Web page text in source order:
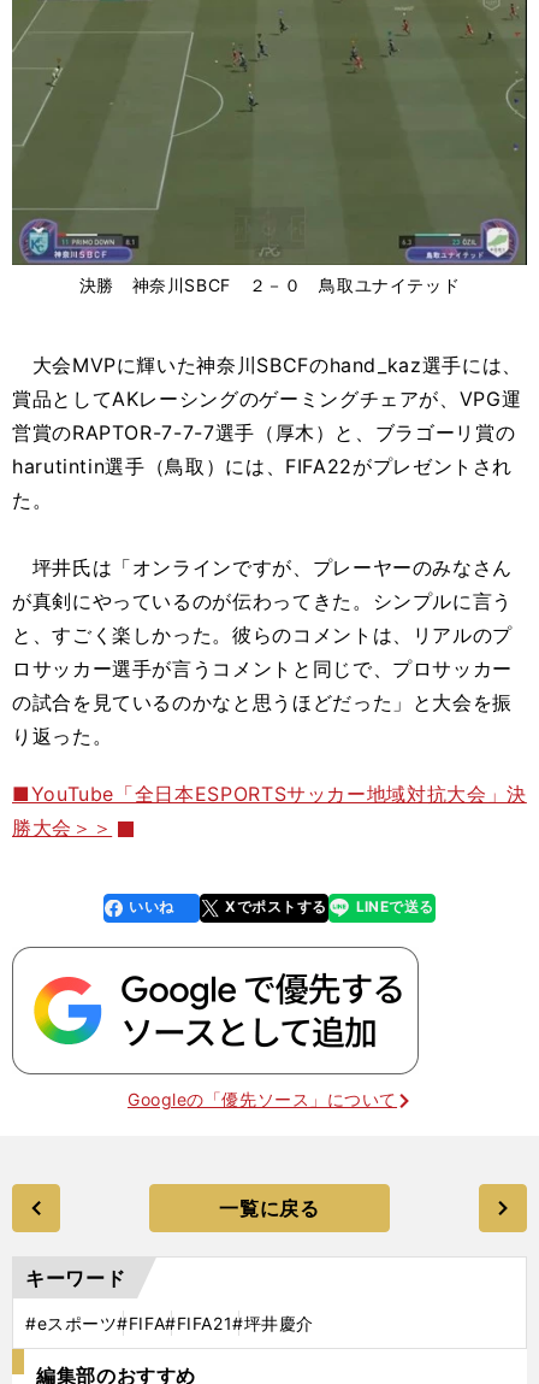
決勝 神奈川SBCF ２－０ 鳥取ユナイテッド
大会MVPに輝いた神奈川SBCFのhand_kaz選手には、
賞品としてAKレーシングのゲーミングチェアが、VPG運
営賞のRAPTOR-7-7-7選手（厚木）と、ブラゴーリ賞の
harutintin選手（鳥取）には、FIFA22がプレゼントされ
た。
坪井氏は「オンラインですが、プレーヤーのみなさん
が真剣にやっているのが伝わってきた。シンプルに言う
と、すごく楽しかった。彼らのコメントは、リアルのプ
ロサッカー選手が言うコメントと同じで、プロサッカー
の試合を見ているのかなと思うほどだった」と大会を振
り返った。
■YouTube「全日本ESPORTSサッカー地域対抗大会」決
勝大会＞＞
faceboo
k
いいね Xでポストする
line LINEで送る
Googleの「優先ソース」について
一覧に戻る
キーワード
#eスポーツ#FIFA#FIFA21#坪井慶介
編集部のおすすめ